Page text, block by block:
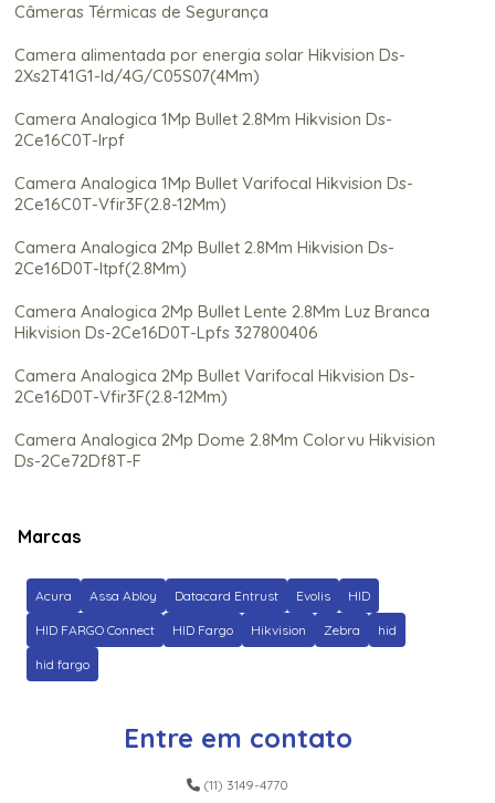
Câmeras Térmicas de Segurança
Camera alimentada por energia solar Hikvision Ds-
2Xs2T41G1-Id/4G/C05S07(4Mm)
Camera Analogica 1Mp Bullet 2.8Mm Hikvision Ds-
2Ce16C0T-Irpf
Camera Analogica 1Mp Bullet Varifocal Hikvision Ds-
2Ce16C0T-Vfir3F(2.8-12Mm)
Camera Analogica 2Mp Bullet 2.8Mm Hikvision Ds-
2Ce16D0T-Itpf(2.8Mm)
Camera Analogica 2Mp Bullet Lente 2.8Mm Luz Branca
Hikvision Ds-2Ce16D0T-Lpfs 327800406
Camera Analogica 2Mp Bullet Varifocal Hikvision Ds-
2Ce16D0T-Vfir3F(2.8-12Mm)
Camera Analogica 2Mp Dome 2.8Mm Colorvu Hikvision
Ds-2Ce72Df8T-F
2Ce70Df0T-Pf (2.8Mm) 300614736
Itpf(2.8Mm)
Camera Analogica 3K Colorvu Hikvision Ds-2Ce10Kf0T-
Pfs(2.8Mm))
Marcas
Acura Assa Abloy Datacard Entrust Evolis HID
HID FARGO Connect HID Fargo Hikvision Zebra hid
hid fargo
Entre em contato
(11) 3149-4770